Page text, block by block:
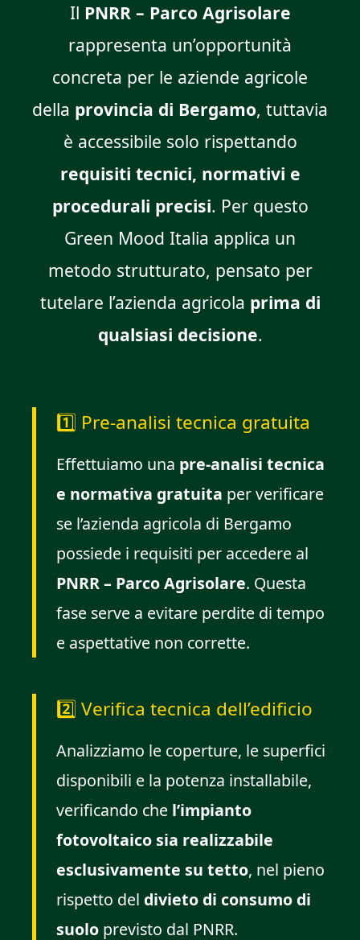
Il PNRR – Parco Agrisolare
rappresenta un’opportunità
concreta per le aziende agricole
della provincia di Bergamo, tuttavia
è accessibile solo rispettando
requisiti tecnici, normativi e
procedurali precisi. Per questo
Green Mood Italia applica un
metodo strutturato, pensato per
tutelare l’azienda agricola prima di
qualsiasi decisione.
1️⃣ Pre-analisi tecnica gratuita
Effettuiamo una pre-analisi tecnica
e normativa gratuita per verificare
se l’azienda agricola di Bergamo
possiede i requisiti per accedere al
PNRR – Parco Agrisolare. Questa
fase serve a evitare perdite di tempo
e aspettative non corrette.
2️⃣ Verifica tecnica dell’edificio
Analizziamo le coperture, le superfici
disponibili e la potenza installabile,
verificando che l’impianto
fotovoltaico sia realizzabile
esclusivamente su tetto, nel pieno
rispetto del divieto di consumo di
suolo previsto dal PNRR.